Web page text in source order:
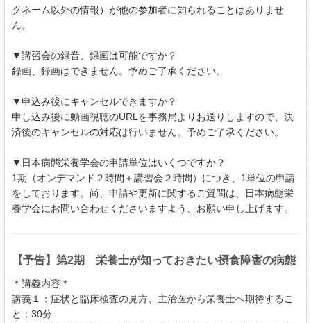
クネーム以外の情報）が他の参加者に知られることはありませ
ん。
▼講習会の録音、録画は可能ですか？
録画、録画はできません。予めご了承ください。
▼申込み後にキャンセルできますか？
申し込み後に動画視聴のURLを事務局よりお送りしますので、決
済後のキャンセルの対応は行いません。予めご了承ください。
▼日本病態栄養学会の申請単位はいくつですか？
1期（オンデマンド２時間＋講習会２時間）につき、1単位の申請
をしております。尚、申請や更新に関するご質問は、日本病態栄
養学会にお問い合わせくださいますよう、お願い申し上げます。
【予告】第2期 栄養士が知っておきたい摂食障害の病態
＊講義内容＊
講義１：症状と臨床検査の見方、主治医から栄養士へ期待するこ
と：30分